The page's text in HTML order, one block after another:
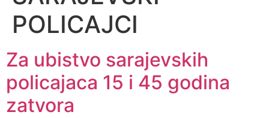
POLICAJCI
Za ubistvo sarajevskih
policajaca 15 i 45 godina
zatvora